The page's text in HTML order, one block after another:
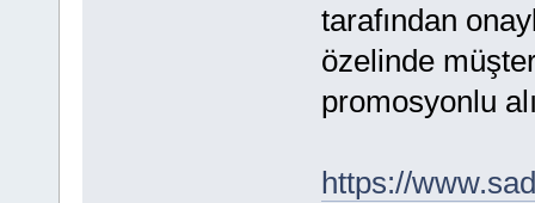
tarafından
özelinde
promosyonlu
https://